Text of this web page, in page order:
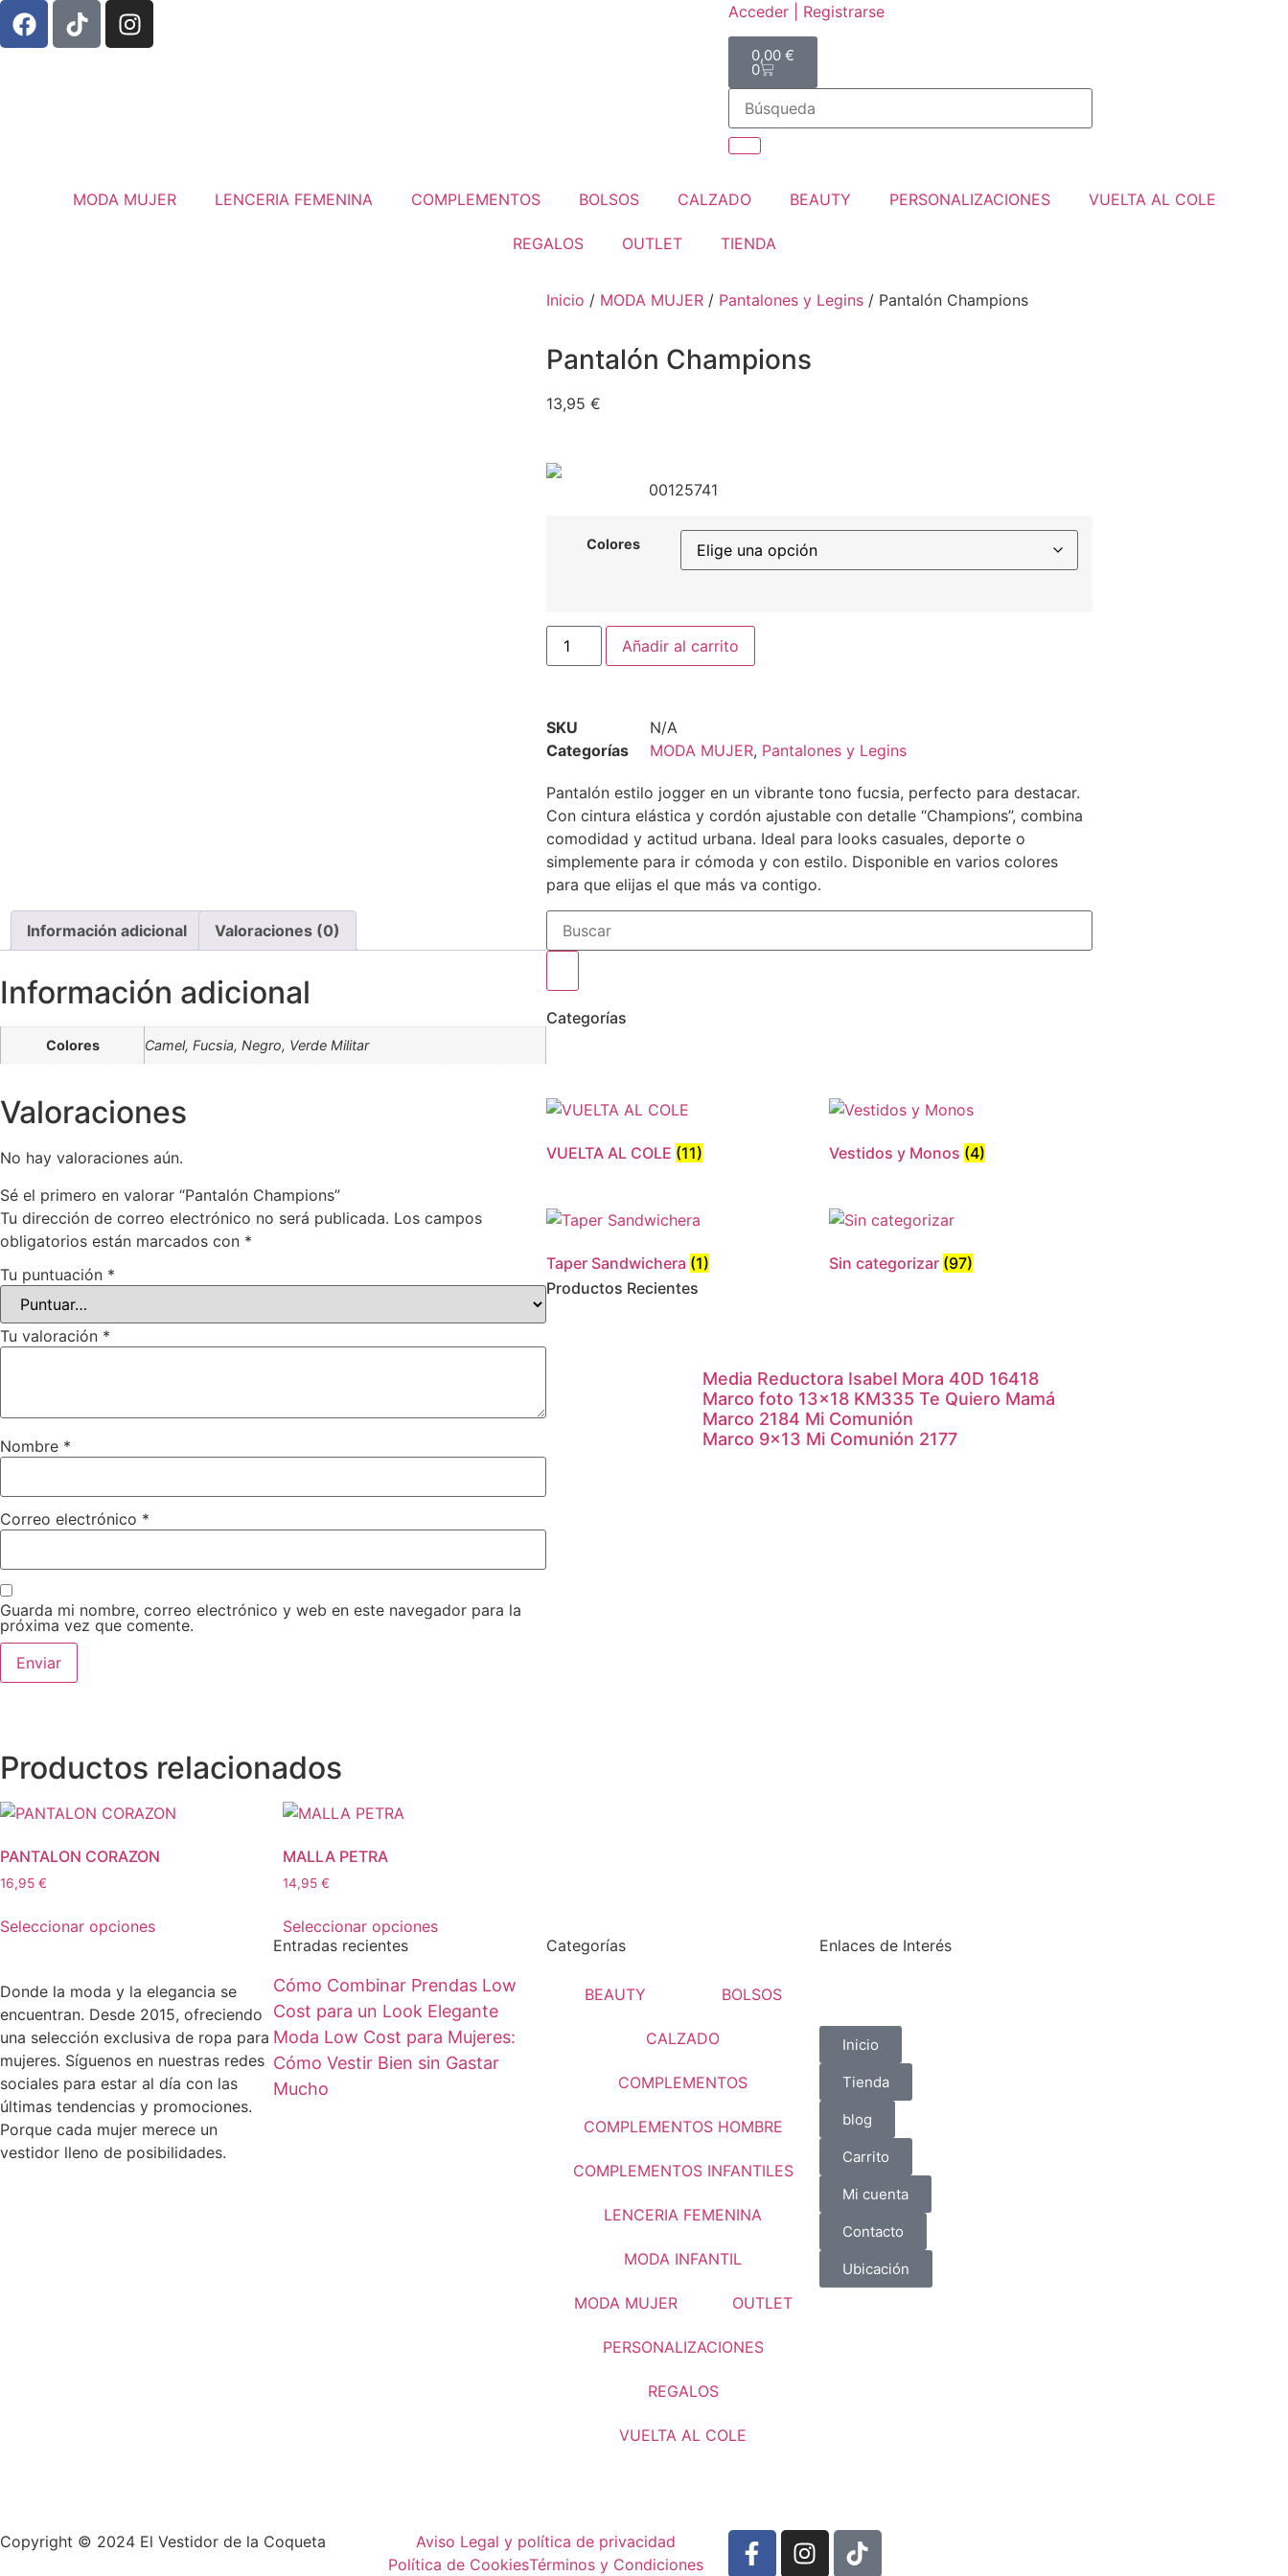
Acceder | Registrarse
0,00 €
0
MODA MUJER LENCERIA FEMENINA COMPLEMENTOS BOLSOS CALZADO BEAUTY PERSONALIZACIONES VUELTA AL COLE
REGALOS OUTLET TIENDA
Inicio / MODA MUJER / Pantalones y Legins / Pantalón Champions
Pantalón Champions
13,95 €
00125741
Colores
Añadir al carrito
SKU
N/A
Categorías
MODA MUJER, Pantalones y Legins
Pantalón estilo jogger en un vibrante tono fucsia, perfecto para destacar.
Con cintura elástica y cordón ajustable con detalle “Champions”, combina
comodidad y actitud urbana. Ideal para looks casuales, deporte o
simplemente para ir cómoda y con estilo. Disponible en varios colores
para que elijas el que más va contigo.
Información adicional Valoraciones (0)
Información adicional
Colores Camel, Fucsia, Negro, Verde Militar
Valoraciones
No hay valoraciones aún.
Sé el primero en valorar “Pantalón Champions”
Tu dirección de correo electrónico no será publicada. Los campos
obligatorios están marcados con *
Tu puntuación *
Tu valoración *
Nombre *
Correo electrónico *
Guarda mi nombre, correo electrónico y web en este navegador para la
próxima vez que comente.
Productos relacionados
PANTALON CORAZON
16,95 €
Seleccionar opciones
MALLA PETRA
14,95 €
Seleccionar opciones
Categorías
VUELTA AL COLE (11) Vestidos y Monos (4)
Taper Sandwichera (1) Sin categorizar (97)
Productos Recientes
Media Reductora Isabel Mora 40D 16418
Marco foto 13×18 KM335 Te Quiero Mamá
Marco 2184 Mi Comunión
Marco 9×13 Mi Comunión 2177
Donde la moda y la elegancia se
encuentran. Desde 2015, ofreciendo
una selección exclusiva de ropa para
mujeres. Síguenos en nuestras redes
sociales para estar al día con las
últimas tendencias y promociones.
Porque cada mujer merece un
vestidor lleno de posibilidades.
Entradas recientes
Cómo Combinar Prendas Low
Cost para un Look Elegante
Moda Low Cost para Mujeres:
Cómo Vestir Bien sin Gastar
Mucho
Categorías
BEAUTY BOLSOS
CALZADO
COMPLEMENTOS
COMPLEMENTOS HOMBRE
COMPLEMENTOS INFANTILES
LENCERIA FEMENINA
MODA INFANTIL
MODA MUJER OUTLET
PERSONALIZACIONES
REGALOS
VUELTA AL COLE
Enlaces de Interés
Inicio
Tienda
blog
Carrito
Mi cuenta
Contacto
Ubicación
Copyright © 2024 El Vestidor de la Coqueta
Aviso Legal y política de privacidad
Política de CookiesTérminos y Condiciones